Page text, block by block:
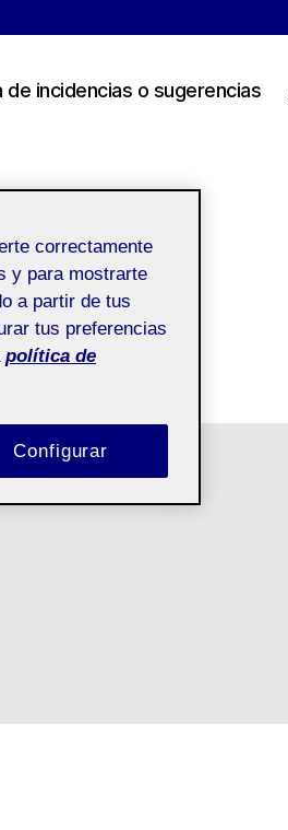
de incidencias o sugerencias
correctamente
y para mostrarte
a partir de tus
tus preferencias
política de
Configurar